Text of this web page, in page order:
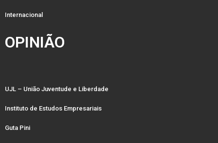
Internacional
OPINIÃO
UJL – União Juventude e Liberdade
Instituto de Estudos Empresariais
Guta Pini